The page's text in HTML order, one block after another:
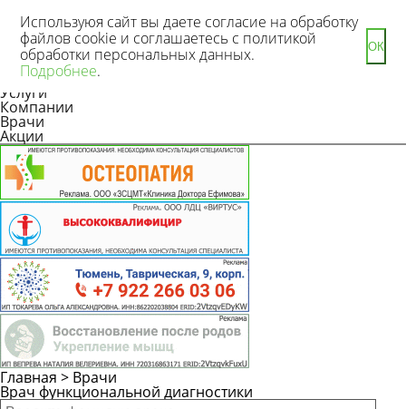
Новости
Статьи
Услуги
Компании
Врачи
Акции
Главная > Врачи
Врач функциональной диагностики
Используюя сайт вы даете согласие на обработку
файлов cookie и соглашаетесь с политикой
обработки персональных данных.
Подробнее.
ОК